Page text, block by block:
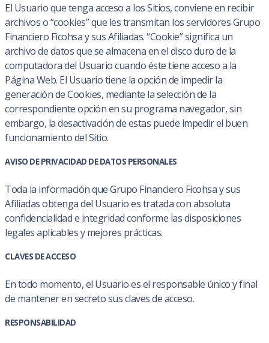
El Usuario que tenga acceso a los Sitios, conviene en recibir
archivos o “cookies” que les transmitan los servidores Grupo
Financiero Ficohsa y sus Afiliadas. “Cookie” significa un
archivo de datos que se almacena en el disco duro de la
computadora del Usuario cuando éste tiene acceso a la
Página Web. El Usuario tiene la opción de impedir la
generación de Cookies, mediante la selección de la
correspondiente opción en su programa navegador, sin
embargo, la desactivación de estas puede impedir el buen
funcionamiento del Sitio.
AVISO DE PRIVACIDAD DE DATOS PERSONALES
Toda la información que Grupo Financiero Ficohsa y sus
Afiliadas obtenga del Usuario es tratada con absoluta
confidencialidad e integridad conforme las disposiciones
legales aplicables y mejores prácticas.
CLAVES DE ACCESO
En todo momento, el Usuario es el responsable único y final
de mantener en secreto sus claves de acceso.
RESPONSABILIDAD